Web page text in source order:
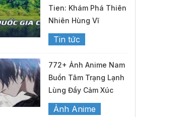
Tien: Khám Phá Thiên
Nhiên Hùng Vĩ
Tin tức
772+ Ảnh Anime Nam
Buồn Tâm Trạng Lạnh
Lùng Đầy Cảm Xúc
Ảnh Anime